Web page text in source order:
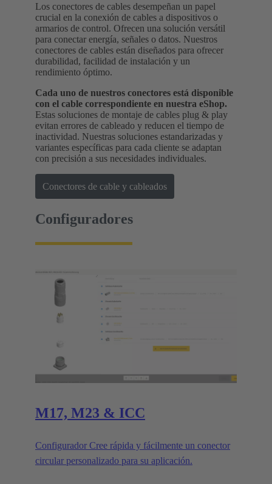
Los conectores de cables desempeñan un papel
crucial en la conexión de cables a dispositivos o
armarios de control. Ofrecen una solución versátil
para conectar energía, señales o datos. Nuestros
conectores de cables están diseñados para ofrecer
durabilidad, facilidad de instalación y un
rendimiento óptimo.
Cada uno de nuestros conectores está disponible
con el cable correspondiente en nuestra eShop.
Estas soluciones de montaje de cables plug & play
evitan errores de cableado y reducen el tiempo de
inactividad. Nuestras soluciones estandarizadas y
variantes específicas para cada cliente se adaptan
con precisión a sus necesidades individuales.
Conectores de cable y cableados
Configuradores
M17, M23 & ICC
Configurador Cree rápida y fácilmente un conector
circular personalizado para su aplicación.